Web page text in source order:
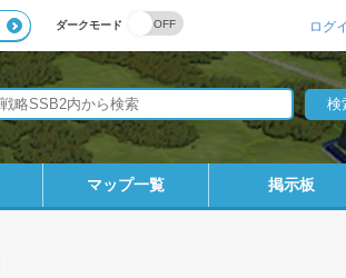
ダークモード ログ
マップ一覧 掲示板